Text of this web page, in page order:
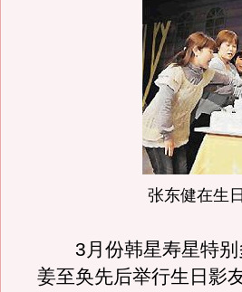
张东健在生
3月份韩星寿星特别
姜至奂先后举行生日影